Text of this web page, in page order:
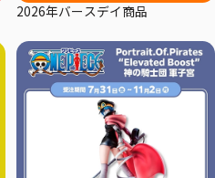
2026年バースデイ商品